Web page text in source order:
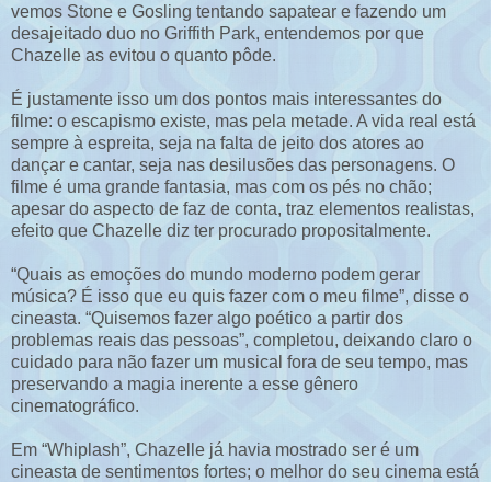
vemos Stone e Gosling tentando sapatear e fazendo um
desajeitado duo no Griffith Park, entendemos por que
Chazelle as evitou o quanto pôde.
É justamente isso um dos pontos mais interessantes do
filme: o escapismo existe, mas pela metade. A vida real está
sempre à espreita, seja na falta de jeito dos atores ao
dançar e cantar, seja nas desilusões das personagens. O
filme é uma grande fantasia, mas com os pés no chão;
apesar do aspecto de faz de conta, traz elementos realistas,
efeito que Chazelle diz ter procurado propositalmente.
“Quais as emoções do mundo moderno podem gerar
música? É isso que eu quis fazer com o meu filme”, disse o
cineasta. “Quisemos fazer algo poético a partir dos
problemas reais das pessoas”, completou, deixando claro o
cuidado para não fazer um musical fora de seu tempo, mas
preservando a magia inerente a esse gênero
cinematográfico.
Em “Whiplash”, Chazelle já havia mostrado ser é um
cineasta de sentimentos fortes; o melhor do seu cinema está